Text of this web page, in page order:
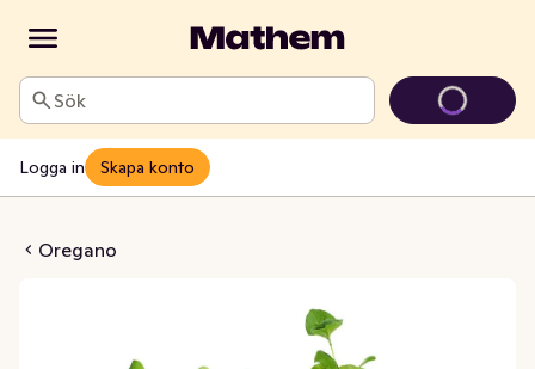
Sök
Logga in Skapa konto
Oregano
EKO Klass1